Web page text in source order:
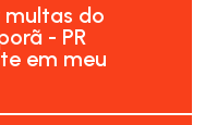
do
- PR
em meu